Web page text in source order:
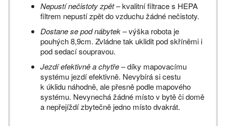
Nepustí nečistoty zpět– kvalitní filtrace s HEPA
filtrem nepustí zpět do vzduchu žádné nečistoty.
Dostane se pod nábytek– výška robota je
pouhých 8,9cm. Zvládne tak uklidit pod skříněmi i
pod sedací soupravou.
Jezdí efektivně a chytře– díky mapovacímu
systému jezdí efektivně. Nevybírá si cestu
k úklidu náhodně, ale přesně podle mapového
systému. Nevynechá žádné místo v bytě či domě
a nepřejíždí zbytečně jedno místo dvakrát.